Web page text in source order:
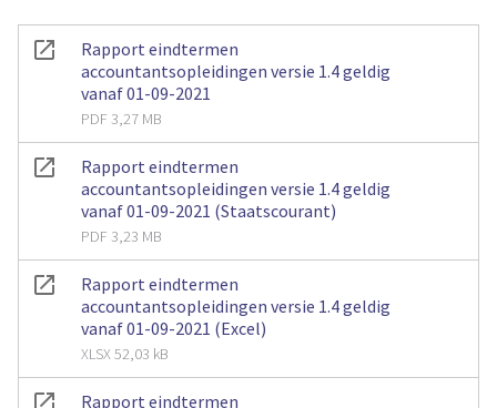
Rapport eindtermen
accountantsopleidingen versie 1.4 geldig
vanaf 01-09-2021
PDF 3,27 MB
Rapport eindtermen
accountantsopleidingen versie 1.4 geldig
vanaf 01-09-2021 (Staatscourant)
PDF 3,23 MB
Rapport eindtermen
accountantsopleidingen versie 1.4 geldig
vanaf 01-09-2021 (Excel)
XLSX 52,03 kB
Rapport eindtermen